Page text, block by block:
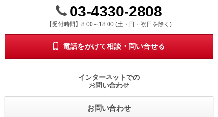
03-4330-2808
受付時間 8時から18時 ドニチシュクジツを除く
【受付時間】8:00～18:00 (土・日・祝日を除く)
電話をかけて相談・問い合せる
インターネットでの
お問い合わせ
お問い合わせ